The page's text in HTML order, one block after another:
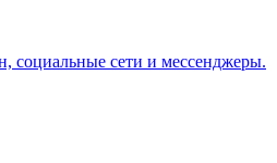
социальные сети и мессенджеры.